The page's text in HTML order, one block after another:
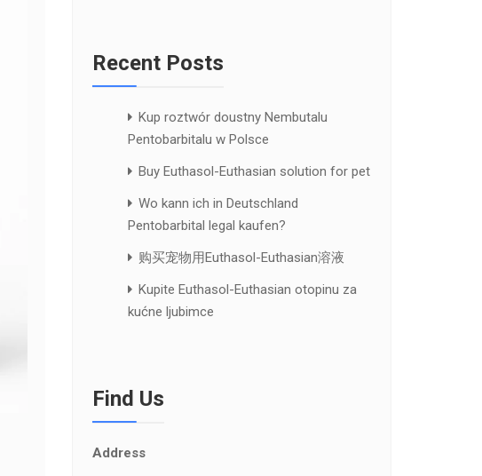
Recent Posts
Kup roztwór doustny Nembutalu
Pentobarbitalu w Polsce
Buy Euthasol-Euthasian solution for pet
Wo kann ich in Deutschland
Pentobarbital legal kaufen?
购买宠物用Euthasol-Euthasian溶液
Kupite Euthasol-Euthasian otopinu za
kućne ljubimce
Find Us
Address